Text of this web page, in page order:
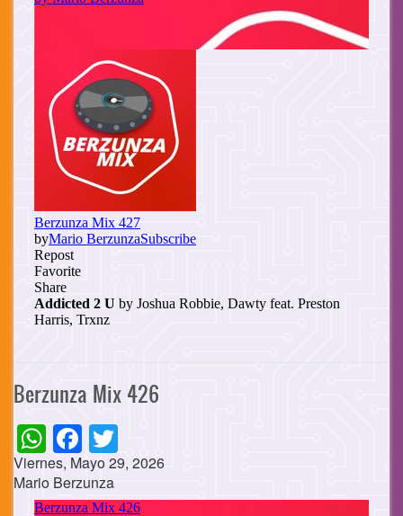
Berzunza Mix 426
WhatsApp
Facebook
Viernes, Mayo 29, 2026
Mario Berzunza
Cuerpo